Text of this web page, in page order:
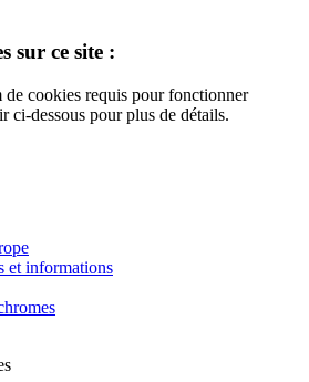
sur ce site :
cookies requis pour fonctionner
ci-dessous pour plus de détails.
et informations